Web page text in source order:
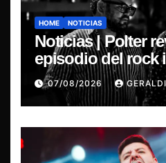
HOME NOTICIAS
Noticias | Polter
episodio del rock
chileno con el
“Esencial
07/08/2026